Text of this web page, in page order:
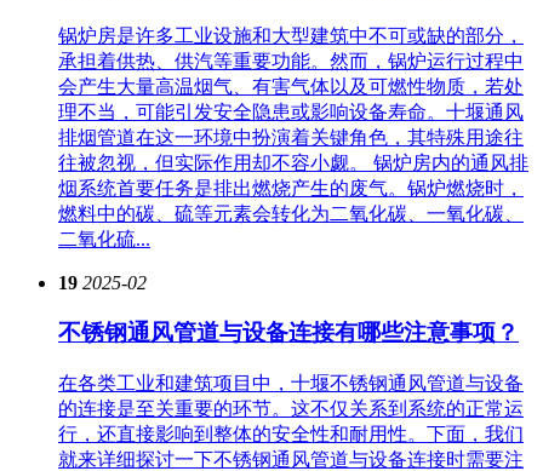
锅炉房是许多工业设施和大型建筑中不可或缺的部分，
承担着供热、供汽等重要功能。然而，锅炉运行过程中
会产生大量高温烟气、有害气体以及可燃性物质，若处
理不当，可能引发安全隐患或影响设备寿命。十堰通风
排烟管道在这一环境中扮演着关键角色，其特殊用途往
往被忽视，但实际作用却不容小觑。 锅炉房内的通风排
烟系统首要任务是排出燃烧产生的废气。锅炉燃烧时，
燃料中的碳、硫等元素会转化为二氧化碳、一氧化碳、
二氧化硫...
19 2025-02
不锈钢通风管道与设备连接有哪些注意事项？
在各类工业和建筑项目中，十堰不锈钢通风管道与设备
的连接是至关重要的环节。这不仅关系到系统的正常运
行，还直接影响到整体的安全性和耐用性。下面，我们
就来详细探讨一下不锈钢通风管道与设备连接时需要注